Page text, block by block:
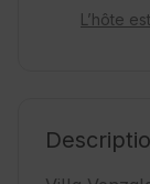
L’hôte